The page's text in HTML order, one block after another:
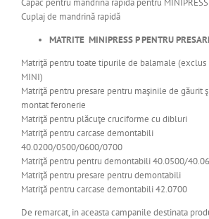
Capac pentru mandrină rapidă pentru
Cuplaj de mandrină rapidă
MATRITE MINIPRESS P PENTRU
Matriţă pentru toate tipurile de balamale (exclus
MINI)
Matriţă pentru presare pentru maşinile de găurit
montat feronerie
Matriţă pentru plăcuţe cruciforme cu dibluri
Matriţă pentru carcase demontabili
40.0200/0500/0600/0700
Matriţă pentru pentru demontabili 40.0500/
Matriţă pentru presare pentru demontabili
Matriţă pentru carcase demontabili 42.0700
De remarcat, in aceasta campanile destinata